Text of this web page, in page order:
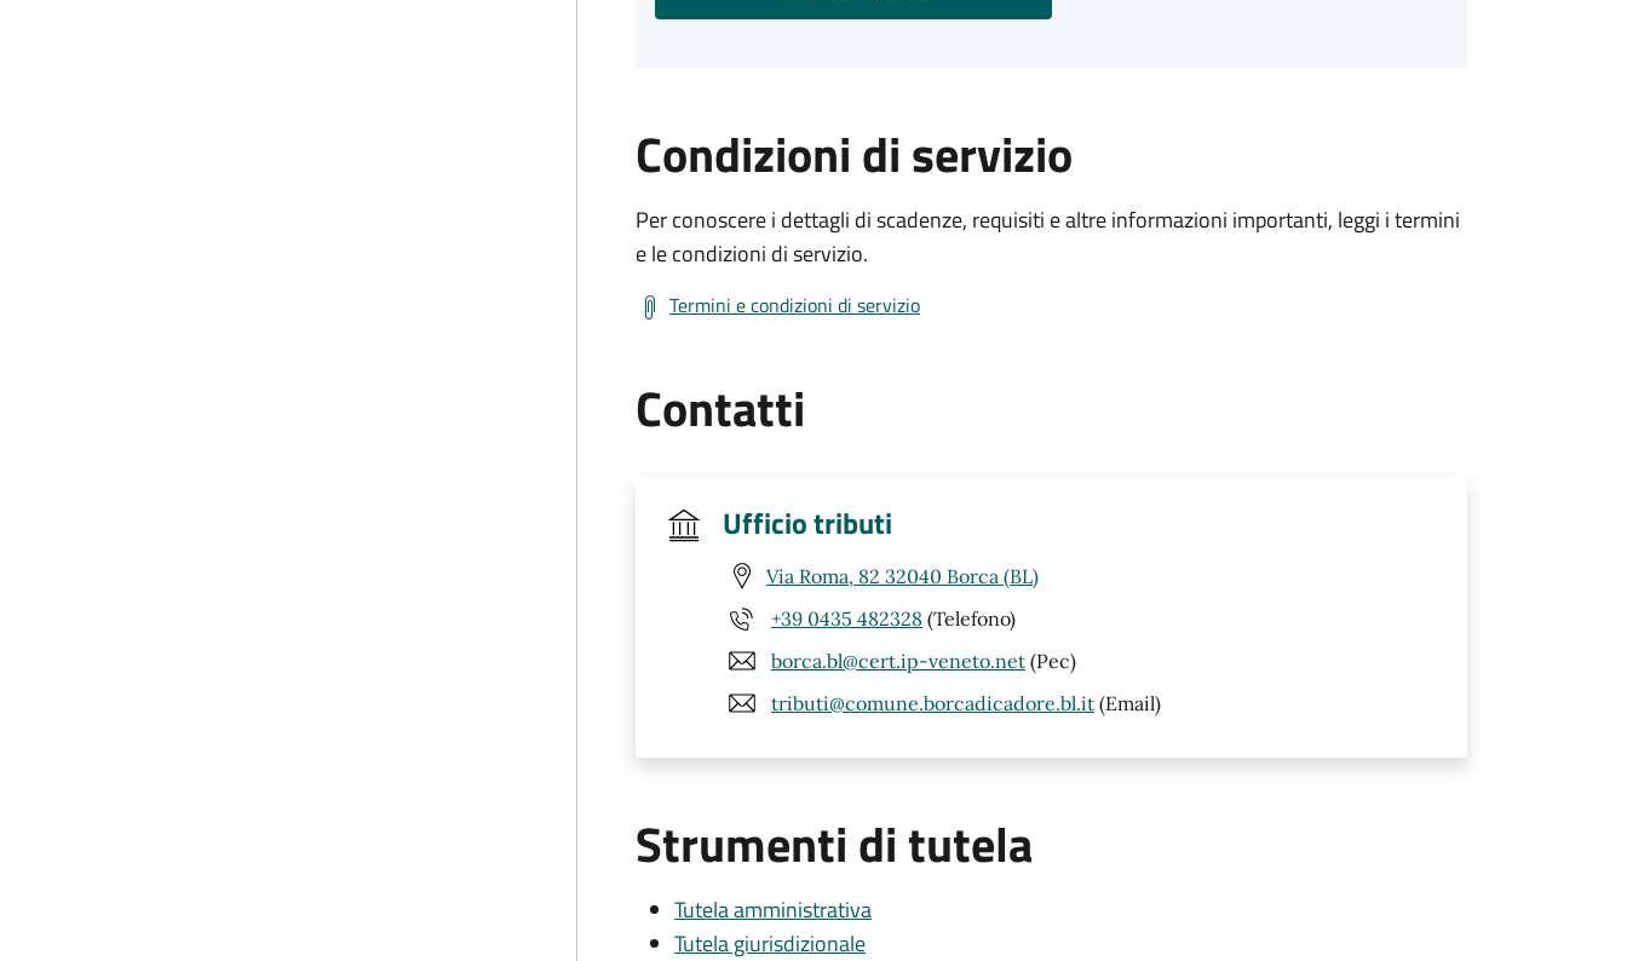
Condizioni di servizio
Per conoscere i dettagli di scadenze, requisiti e altre informazioni importanti, leggi i termini
e le condizioni di servizio.
Termini e condizioni di servizio
Contatti
Ufficio tributi
Via Roma, 82 32040 Borca (BL)
+39 0435 482328 (Telefono)
borca.bl@cert.ip-veneto.net (Pec)
tributi@comune.borcadicadore.bl.it (Email)
Strumenti di tutela
Tutela amministrativa
Tutela giurisdizionale